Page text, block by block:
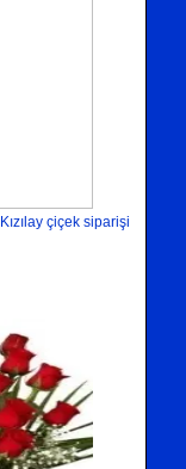
çiçek siparişi